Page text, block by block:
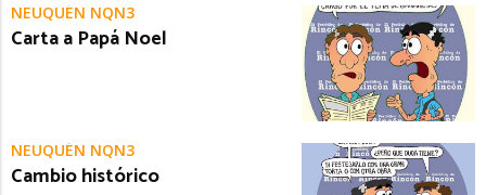
NEUQUÉN NQN3
Carta a Papá Noel
NEUQUÉN NQN3
Cambio histórico